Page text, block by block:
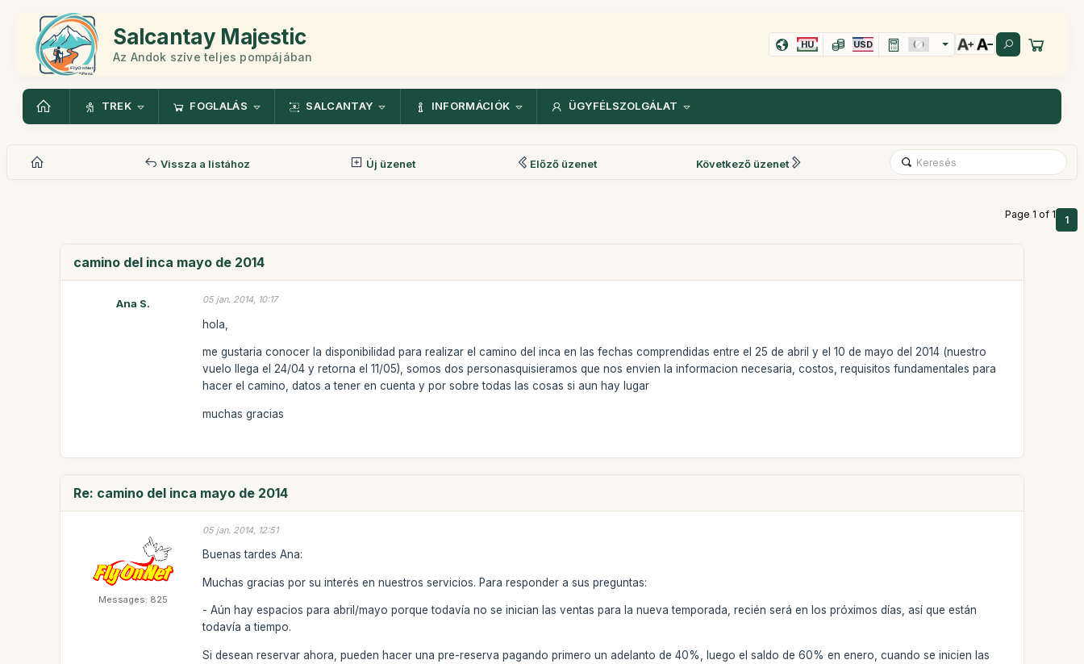
Salcantay Majestic
Az Andok szíve teljes pompájában
HU USD
TREK FOGLALÁS SALCANTAY INFORMÁCIÓK ÜGYFÉLSZOLGÁLAT
Vissza a listához Új üzenet Előző üzenet Következő üzenet
Page 1 of 1 1
camino del inca mayo de 2014
Ana S. 05 jan. 2014, 10:17
hola,
me gustaria conocer la disponibilidad para realizar el camino del inca en las fechas comprendidas entre el 25 de abril y el 10 de mayo del 2014 (nuestro
vuelo llega el 24/04 y retorna el 11/05), somos dos personasquisieramos que nos envien la informacion necesaria, costos, requisitos fundamentales para
hacer el camino, datos a tener en cuenta y por sobre todas las cosas si aun hay lugar
muchas gracias
Re: camino del inca mayo de 2014
Messages: 825
05 jan. 2014, 12:51
Buenas tardes Ana:
Muchas gracias por su interés en nuestros servicios. Para responder a sus preguntas:
- Aún hay espacios para abril/mayo porque todavía no se inician las ventas para la nueva temporada, recién será en los próximos días, así que están
todavía a tiempo.
Si desean reservar ahora, pueden hacer una pre-reserva pagando primero un adelanto de 40%, luego el saldo de 60% en enero, cuando se inicien las